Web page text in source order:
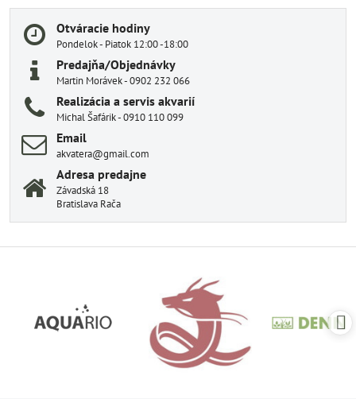
Otváracie hodiny
Pondelok - Piatok 12:00 -18:00
Predajňa/Objednávky
Martin Morávek - 0902 232 066
Realizácia a servis akvarií
Michal Šafárik - 0910 110 099
Email
akvatera@gmail.com
Adresa predajne
Závadská 18
Bratislava Rača